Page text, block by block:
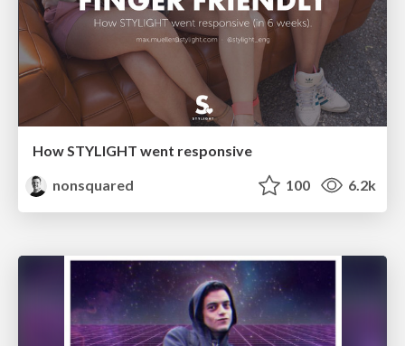
How STYLIGHT went responsive
nonsquared
100 6.2k